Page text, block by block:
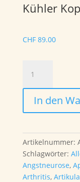
Kühler
CHF89.00
blau,
Chiastolith,
Sodalith,
Ozean-
Halskette
42cm
(Einzelstück)
Menge
In den
Artikelnummer:
Schlagwörter:
Angstneurose,
Arthritis,